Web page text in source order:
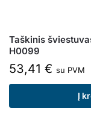
Taškinis
H0099
53,41 € su PVM
Į